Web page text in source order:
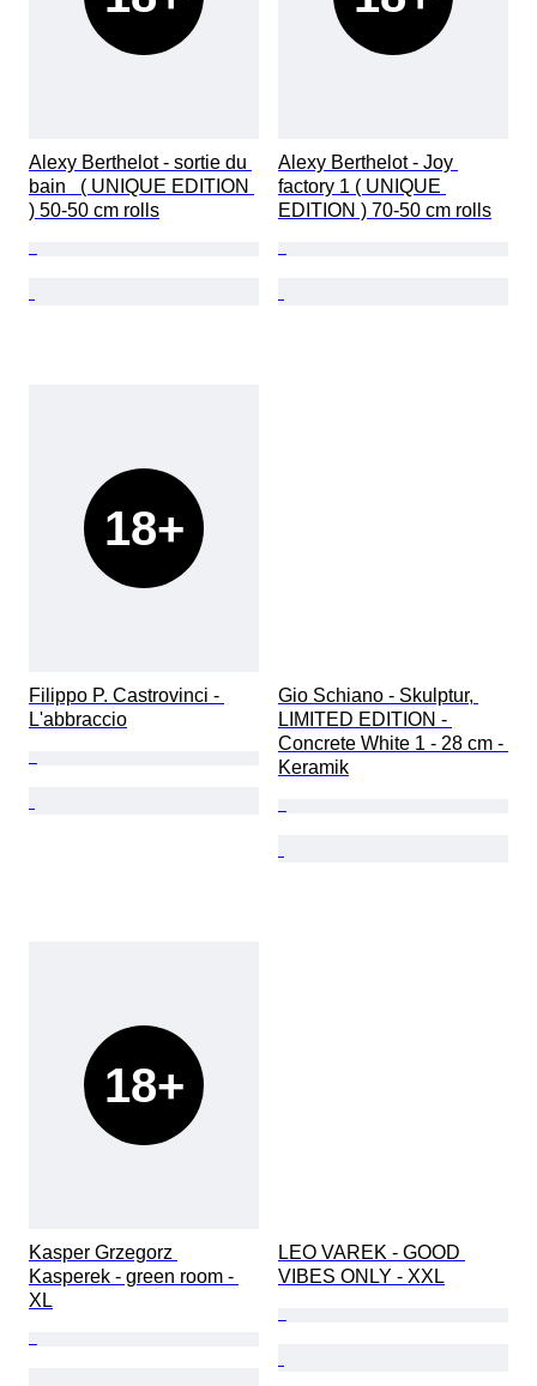
Alexy Berthelot - sortie du
bain   ( UNIQUE EDITION
) 50-50 cm rolls
Alexy Berthelot - Joy
factory 1 ( UNIQUE
EDITION ) 70-50 cm rolls
18+
Filippo P. Castrovinci -
L'abbraccio
Gio Schiano - Skulptur,
LIMITED EDITION -
Concrete White 1 - 28 cm -
Keramik
18+
Kasper Grzegorz
Kasperek - green room -
XL
LEO VAREK - GOOD
VIBES ONLY - XXL